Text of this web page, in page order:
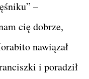
–
cię dobrze,
nawiązał
i poradził